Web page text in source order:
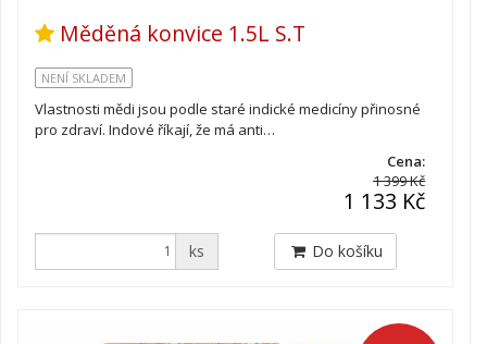
Měděná konvice 1.5L S.T
NENÍ SKLADEM
Vlastnosti mědi jsou podle staré indické medicíny přinosné
pro zdraví. Indové říkají, že má anti…
Cena:
1 399 Kč
1 133 Kč
ks Do košíku